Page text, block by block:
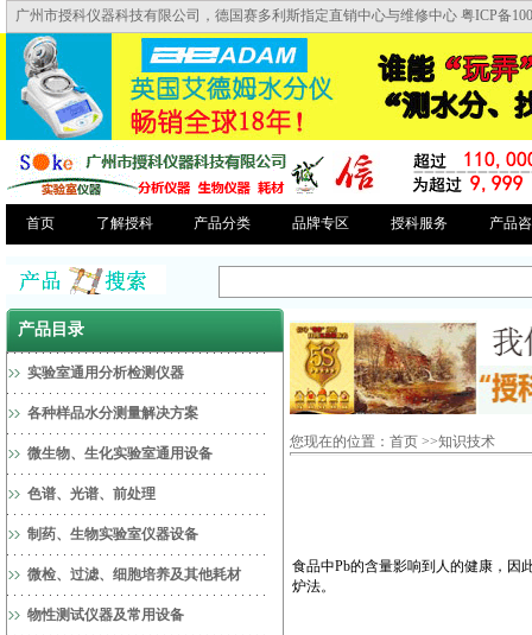
广州市授科仪器科技有限公司，德国赛多利斯指定直销中心与维修中心 粤ICP备
首页 了解授科 产品分类 品牌专区 授科服务 产品
产品目录
实验室通用分析检测仪器
各种样品水分测量解决方案
微生物、生化实验室通用设备
色谱、光谱、前处理
制药、生物实验室仪器设备
微检、过滤、细胞培养及其他耗材
物性测试仪器及常用设备
您现在的位置： 首页 >>知识技术
食品中Pb的含量影响到人的健康，因
炉法。